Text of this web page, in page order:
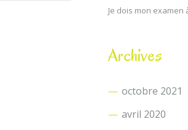
Je dois mon examen
Archives
octobre 2021
avril 2020